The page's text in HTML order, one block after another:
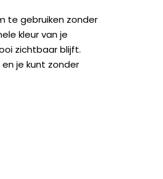
te gebruiken zonder
kleur van je
zichtbaar blijft.
je kunt zonder